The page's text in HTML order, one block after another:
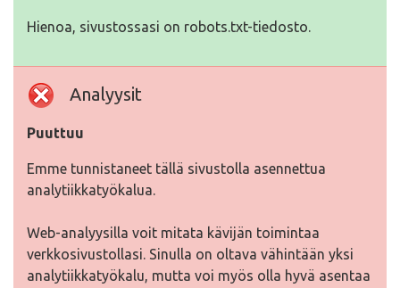
Hienoa, sivustossasi on robots.txt-tiedosto.
Analyysit
Puuttuu
Emme tunnistaneet tällä sivustolla asennettua
analytiikkatyökalua.
Web-analyysilla voit mitata kävijän toimintaa
verkkosivustollasi. Sinulla on oltava vähintään yksi
analytiikkatyökalu, mutta voi myös olla hyvä asentaa